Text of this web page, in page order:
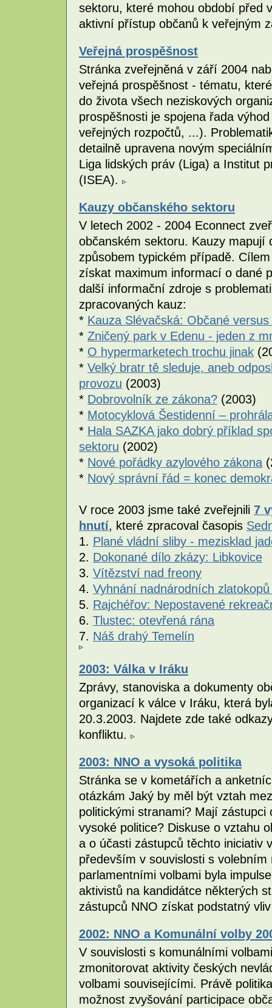
sektoru, které mohou období před
aktivní přístup občanů k veřejným
Veřejná prospěšnost
Stránka zveřejněná v září 2004
veřejná prospěšnost - tématu,
do života všech neziskových
prospěšnosti je spojena řada
veřejných rozpočtů, ...).
detailně upravena novým
Liga lidských práv (Liga) a Institut
(ISEA).
Kauzy občanského sektoru
V letech 2002 - 2004 Econnect
občanském sektoru. Kauzy
způsobem typickém případě.
získat maximum informací o dané
další informační zdroje s
zpracovaných kauz:
* Kauza Slévačská: Občané
* Zničený park v Edenu - jeden z
* O hypermarketech trochu jinak
* Velký bratr tě sleduje, aneb
provozu (2003)
* Dobrovolník ze zákona? (2003)
* Motocyklová Šestidenní –
* Hala SAZKA jako dobrý příklad
sektoru (2002)
* Nové pořádky azylového zákona
* Nový správní řád = konec
V roce 2003 jsme také zveřejnili 7
hnutí, které zpracoval časopis
1. Plané vládní sliby - mezisklad
2. Dokonané dílo zkázy: Libkovice
3. Vítězství nad freony
4. Vyhnání nadnárodních
5. Rajchéřov: Nepostavené
6. Tlustec: otevřená rána
7. Náš drahý Temelín
2003: Válka v Iráku
Zprávy, stanoviska a dokumenty
organizací k válce v Iráku, která
20.3.2003. Najdete zde také
konfliktu.
2003: NNO a vysoká politika
Stránka se v kometářích a
otázkám Jaký by měl být vztah
politickými stranami? Mají zástupci
vysoké politice? Diskuse o vztahu
a o účasti zástupců těchto iniciativ
především v souvislosti s
parlamentními volbami byla
aktivistů na kandidátce některých
zástupců NNO získat podstatný
2002: NNO a Komunální volby
V souvislosti s komunálními
zmonitorovat aktivity českých
volbami souvisejícími. Právě
možnost zvyšování participace